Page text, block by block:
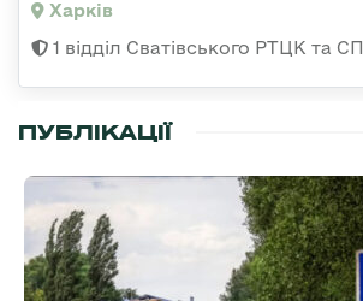
Харків
1 відділ Сватівського РТЦК та СП
ПУБЛІКАЦІЇ